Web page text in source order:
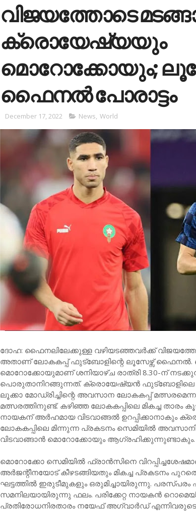
വിജയത്തോടെ
ക്രൊയേഷ്യയും
മൊറോക്കോയും;
ഫൈനല്‍ പോരാട്ടം
December 17, 2022 News, World
ദോഹ: ഫൈനലിലേക്കുള്ള വഴിയടഞ്ഞവര്‍ക്ക്
അതാണ് ലോകകപ്പ് ഫുട്ബോളിന്റെ ലൂസേഴ്സ് ഫൈനല്‍.
മൊറോക്കോയുമാണ് ശനിയാഴ്ച രാത്രി 8.30-ന്
പൊരുതാനിറങ്ങുന്നത്. ക്രൊയേഷ്യന്‍ ഫുട്ബോളിലെ
ലൂക്കാ മോഡ്രിച്ചിന്റെ അവസാന ലോകകപ്പ്
മത്സരത്തിനുണ്ട്. കഴിഞ്ഞ ലോകകപ്പിലെ മികച്ച താരം
നായകന് അര്‍ഹമായ വിടവാങ്ങല്‍ ഉറപ്പിക്കാനാകും
ലോകകപ്പിലെ മിന്നുന്ന പ്രകടനം സെമിയില്‍
വിടവാങ്ങാന്‍ മൊറോക്കോയും ആഗ്രഹിക്കുന്നുണ്ടാകും.
മൊറോക്കോ സെമിയില്‍ ഫ്രാന്‍സിനെ
അര്‍ജന്റീനയോട് കീഴടങ്ങിയതും മികച്ച പ്രകടനം
ഘട്ടത്തില്‍ ഇരുടീമുകളും ഒരുമിച്ചായിരുന്നു. പരസ്പരം
സമനിലയായിരുന്നു ഫലം. പരിക്കേറ്റ നായകന്‍
പ്രതിരോധനിരതാരം നയേഫ് അഗ്വാര്‍ഡ്